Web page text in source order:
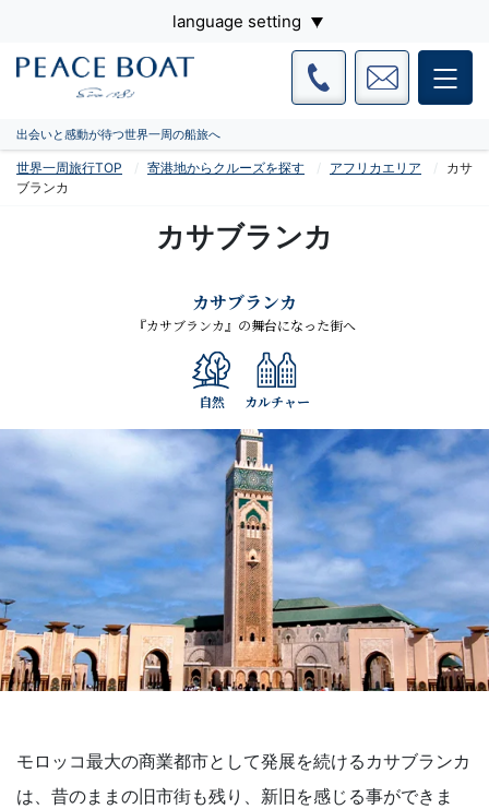
language setting
出会いと感動が待つ世界一周の船旅へ
世界一周旅行TOP 寄港地からクルーズを探す アフリカエリア
カサ
ブランカ
カサブランカ
カサブランカ
『カサブランカ』の舞台になった街へ
自然 カルチャー
モロッコ最大の商業都市として発展を続けるカサブランカ
は、昔のままの旧市街も残り、新旧を感じる事ができま